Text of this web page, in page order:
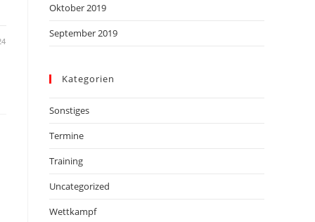
Oktober 2019
September 2019
Kategorien
Sonstiges
Termine
Training
Uncategorized
Wettkampf